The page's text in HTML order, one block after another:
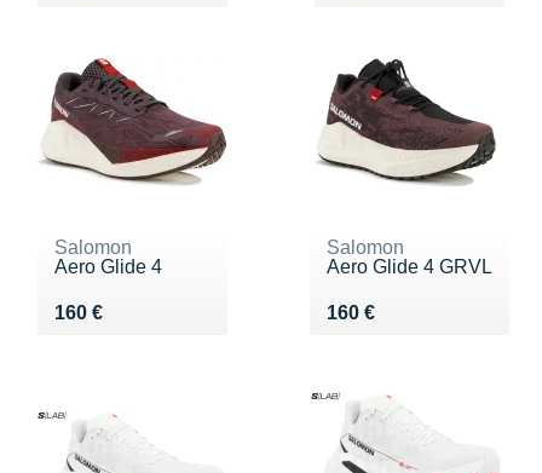
Salomon
Aero Glide 4
160 €
Vendu 160 €
Salomon
Aero Glide 4 GRVL
160 €
Vendu 160 €